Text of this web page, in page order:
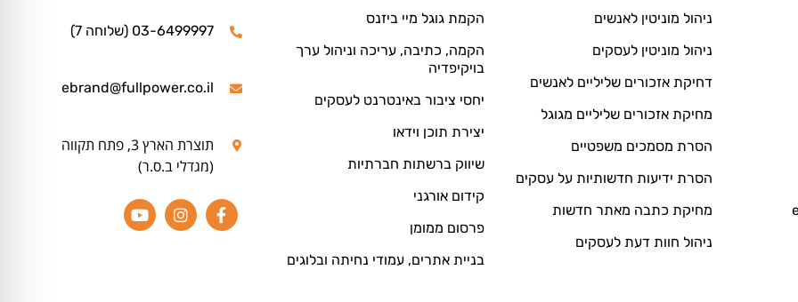
ניהול מוניטין לאנשים
ניהול מוניטין לעסקים
דחיקת אזכורים שליליים לאנשים
מחיקת אזכורים שליליים מגוגל
הסרת מסמכים משפטיים
הסרת ידיעות חדשותיות על עסקים
מחיקת כתבה מאתר חדשות
ניהול חוות דעת לעסקים
הקמת גוגל מיי ביזנס
הקמה, כתיבה, עריכה וניהול ערך
בויקיפדיה
יחסי ציבור באינטרנט לעסקים
יצירת תוכן וידאו
שיווק ברשתות חברתיות
קידום אורגני
פרסום ממומן
בניית אתרים, עמודי נחיתה ובלוגים
03-6499997 (שלוחה 7)
ebrand@fullpower.co.il
תוצרת הארץ 3, פתח תקווה
(מגדלי ב.ס.ר)